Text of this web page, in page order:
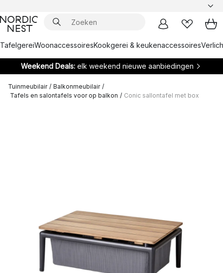
TafelgereiWoonaccessoiresKookgerei & keukenaccessoires
Weekend Deals: elk weekend nieuwe aanbiedingen
Tuinmeubilair / Balkonmeubilair /
Tafels en salontafels voor op balkon / Conic sallontafel met box